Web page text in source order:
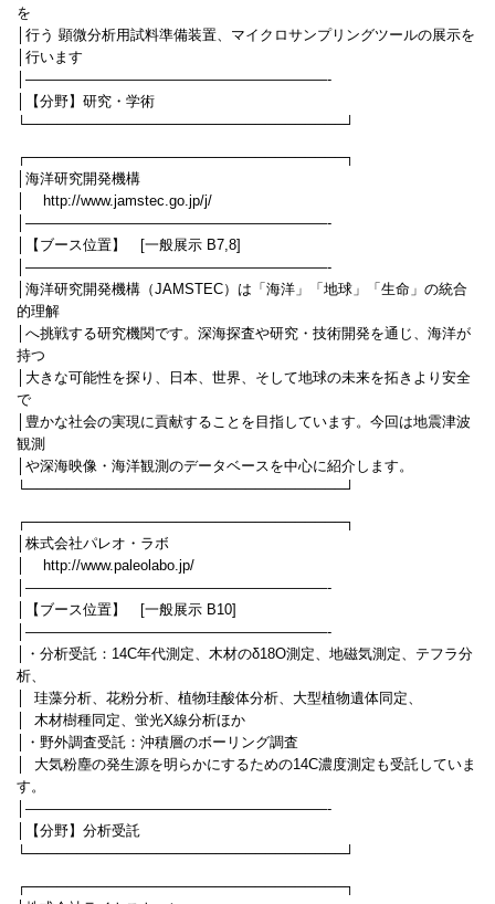
を
│行う 顕微分析用試料準備装置、マイクロサンプリングツールの展示を
│行います
│—————————————————————-
│【分野】研究・学術
└────────────────────────────────┘
┌────────────────────────────────┐
│海洋研究開発機構
│ http://www.jamstec.go.jp/j/
│—————————————————————-
│【ブース位置】 [一般展示 B7,8]
│—————————————————————-
│海洋研究開発機構（JAMSTEC）は「海洋」「地球」「生命」の統合
的理解
│へ挑戦する研究機関です。深海探査や研究・技術開発を通じ、海洋が
持つ
│大きな可能性を探り、日本、世界、そして地球の未来を拓きより安全
で
│豊かな社会の実現に貢献することを目指しています。今回は地震津波
観測
│や深海映像・海洋観測のデータベースを中心に紹介します。
└────────────────────────────────┘
┌────────────────────────────────┐
│株式会社パレオ・ラボ
│ http://www.paleolabo.jp/
│—————————————————————-
│【ブース位置】 [一般展示 B10]
│—————————————————————-
│・分析受託：14C年代測定、木材のδ18O測定、地磁気測定、テフラ分
析、
│ 珪藻分析、花粉分析、植物珪酸体分析、大型植物遺体同定、
│ 木材樹種同定、蛍光X線分析ほか
│・野外調査受託：沖積層のボーリング調査
│ 大気粉塵の発生源を明らかにするための14C濃度測定も受託していま
す。
│—————————————————————-
│【分野】分析受託
└────────────────────────────────┘
┌────────────────────────────────┐